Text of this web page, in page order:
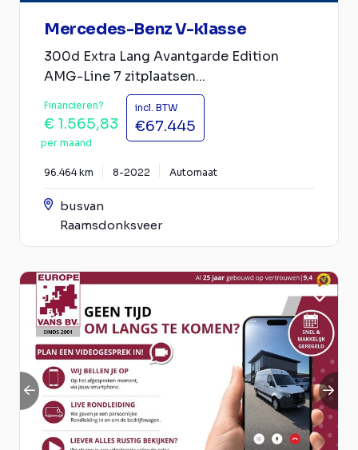
Mercedes-Benz V-klasse
300d Extra Lang Avantgarde Edition
AMG-Line 7 zitplaatsen...
Financieren?
€ 1.565,83
per maand
incl. BTW
€67.445
96.464 km 8-2022 Automaat
busvan
Raamsdonksveer